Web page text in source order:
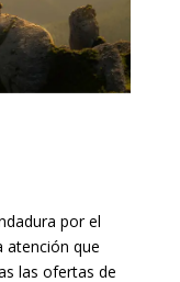
por el
atención que
las ofertas de